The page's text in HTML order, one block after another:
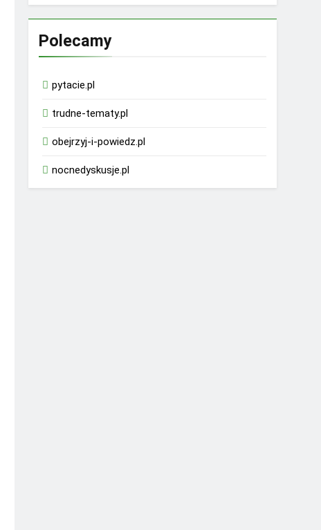
Polecamy
pytacie.pl
trudne-tematy.pl
obejrzyj-i-powiedz.pl
nocnedyskusje.pl